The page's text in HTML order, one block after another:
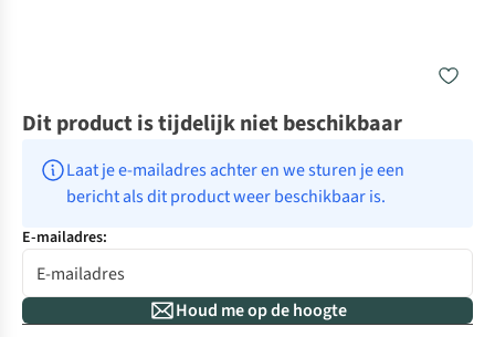
Dit product is tijdelijk niet beschikbaar
Laat je e-mailadres achter en we sturen je een
bericht als dit product weer beschikbaar is.
E-mailadres:
Houd me op de hoogte